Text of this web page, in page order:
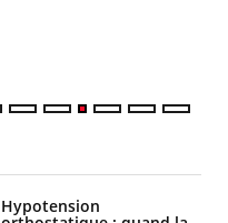
Hypotension